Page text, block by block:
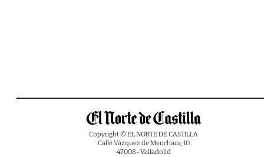
Copyright © EL NORTE DE CASTILLA
Calle Vázquez de Menchaca, 10
47008 - Valladolid